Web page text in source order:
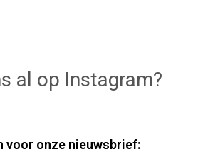
al op Instagram?
voor onze nieuwsbrief: